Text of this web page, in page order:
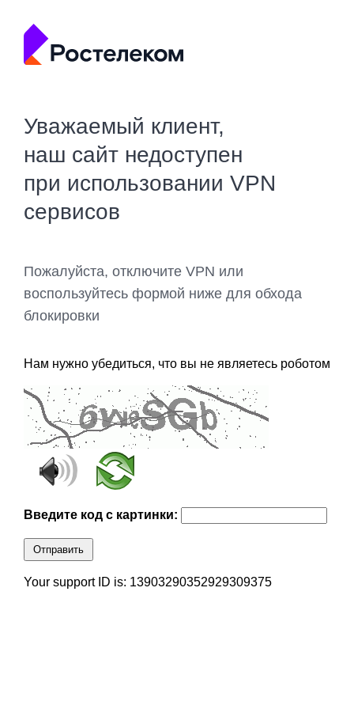
Уважаемый клиент,
наш сайт недоступен
при использовании VPN
сервисов
Пожалуйста, отключите VPN или
воспользуйтесь формой ниже для обхода
блокировки
Нам нужно убедиться, что вы не являетесь роботом
Введите код с картинки:
Отправить
Your support ID is: 13903290352929309375